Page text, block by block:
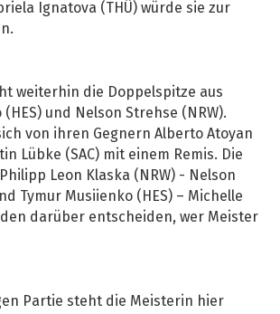
Ignatova (THÜ) würde sie zur
weiterhin die Doppelspitze aus
und Nelson Strehse (NRW).
von ihren Gegnern Alberto Atoyan
Lübke (SAC) mit einem Remis. Die
Leon Klaska (NRW) - Nelson
Tymur Musiienko (HES) – Michelle
darüber entscheiden, wer Meister
Partie steht die Meisterin hier